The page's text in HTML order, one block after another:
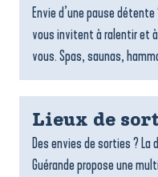
Envie d’une pause
vous invitent à ralentir et à
vous. Spas, saunas,
Lieux de
Des envies de sorties ? La
Guérande propose une